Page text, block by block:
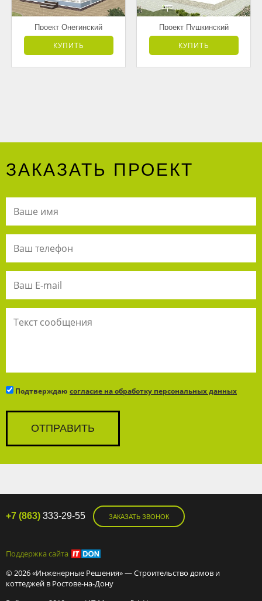
Проект Онегинский
от 3 178 000 руб.
КУПИТЬ
Проект Пушкинский
от 4 168 500 руб.
КУПИТЬ
ЗАКАЗАТЬ ПРОЕКТ
Подтверждаю согласие на обработку персональных данных
+7 (863) 333-29-55 ЗАКАЗАТЬ ЗВОНОК
Поддержка сайта
© 2026 «Инженерные Решения» — Строительство домов и
коттеджей в Ростове-на-Дону